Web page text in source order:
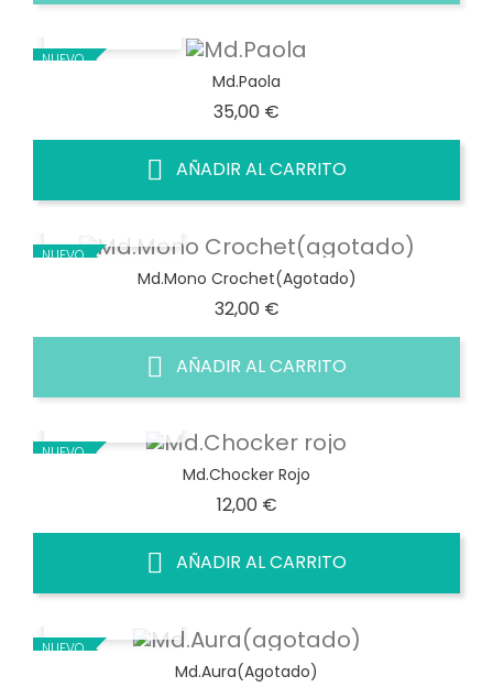
NUEVO
Md.Paola
35,00 €
AÑADIR AL CARRITO
NUEVO
Md.Mono Crochet(agotado)
32,00 €Precio
AÑADIR AL CARRITO
NUEVO
Md.Chocker Rojo
12,00 €Precio
AÑADIR AL CARRITO
NUEVO
Md.Aura(agotado)